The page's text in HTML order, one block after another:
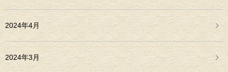
2024年4月
2024年3月